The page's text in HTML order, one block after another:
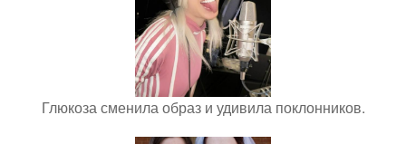
Глюкоза сменила образ и удивила поклонников.